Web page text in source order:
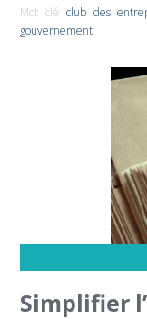
Mot clé club des
gouvernement
Simplifier